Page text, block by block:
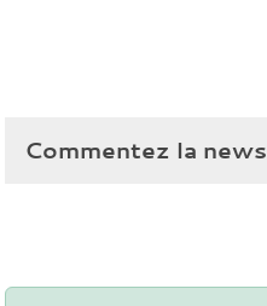
Commentez la news